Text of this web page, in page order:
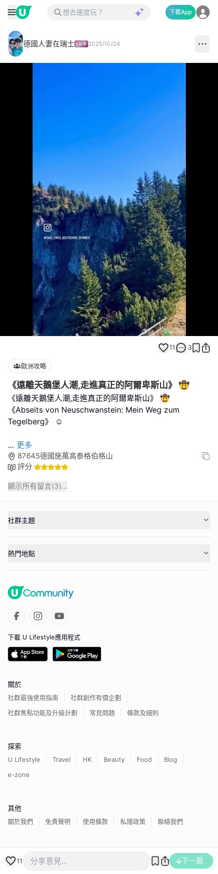
下載App
德國人妻在瑞士 2025/10/24
Loaded
100.00%
11 3
歐洲攻略
《遠離天鵝堡人潮,走進真正的阿爾卑斯山》 🤠
《遠離天鵝堡人潮,走進真正的阿爾卑斯山》 🤠
《Abseits von Neuschwanstein: Mein Weg zum
Tegelberg》 ☺️
... 更多
87645德國施萬高泰格伯格山
評分
顯示所有留言(3)...
11 下一篇
社群主題
熱門地點
下載 U Lifestyle應用程式
關於
社群最強使用指南
社群創作有價企劃
社群焦點功能及升級計劃
常見問題 條款及細則
探索
U Lifestyle Travel HK Beauty Food
Blog
e-zone
其他
關於我們 免責聲明 使用條款 私隱政策 聯絡我們
香港經濟日報版權所有©